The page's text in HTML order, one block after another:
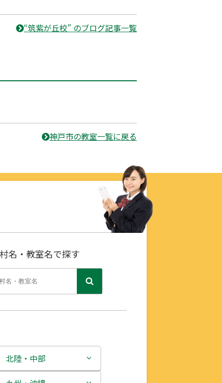
“筑紫が丘校” のブログ記事一覧
神戸市の教室一覧に戻る
名・教室名で探す
北陸・中部